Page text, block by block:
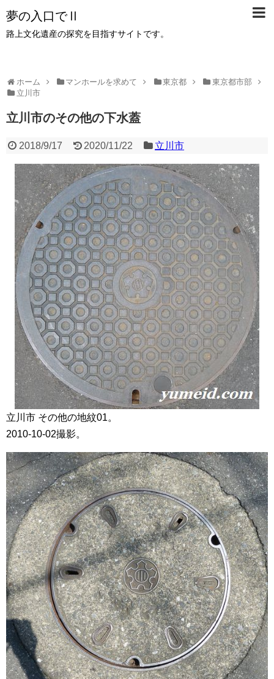
夢の入口でⅡ
路上文化遺産の探究を目指すサイトです。
ホーム マンホールを求めて 東京都
東京都市部
立川市
立川市のその他の下水蓋
2018/9/17 2020/11/22 立川市
立川市 その他の地紋01。
2010-10-02撮影。